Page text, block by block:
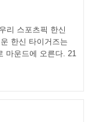
리 스포츠픽 한신
한신 타이거즈는
마운드에 오른다. 21